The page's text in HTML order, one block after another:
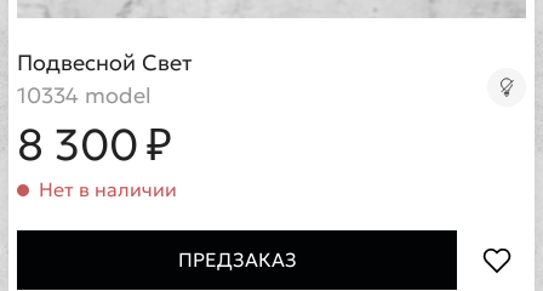
Подвесной Свет
10334 model
8 300 ₽
Нет в наличии
ПРЕДЗАКАЗ